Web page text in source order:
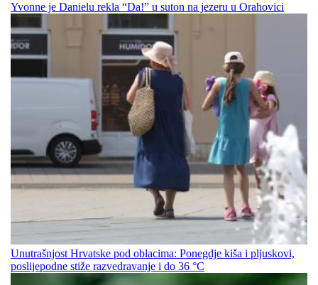
Yvonne je Danielu rekla “Da!” u suton na jezeru u Orahovici
Unutrašnjost Hrvatske pod oblacima: Ponegdje kiša i pljuskovi,
poslijepodne stiže razvedravanje i do 36 °C